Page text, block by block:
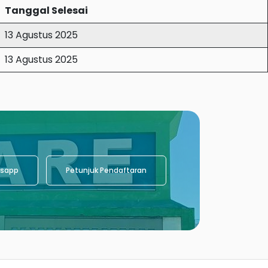
Tanggal Selesai
13 Agustus 2025
13 Agustus 2025
Petunjuk Pendaftaran